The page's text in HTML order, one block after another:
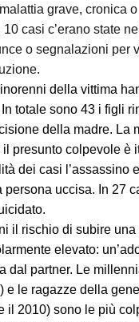
grave, cronica o
casi c’erano state
o segnalazioni per
della vittima
totale sono 43 i figli
della madre. La
presunto colpevole è
dei casi l’assassino
uccisa. In 27
il rischio di subire
elevato:
dal partner. Le
e le ragazze della
il 2010) sono le più